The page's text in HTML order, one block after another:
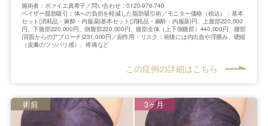
施術者：ボァイエ真希子／問い合わせ：0120-976-740
ベイザー脂肪吸引：体への負担を軽減した脂肪吸引術／モニター価格（税込）：基本
セット(消耗品・麻酔・内服薬)基本セット(消耗品・麻酔・内服薬)円、上腹部220,000
円、下腹部220,000円、側腹部220,000円、腹部全体（上下側腹部）440,000円、腰部
(背面からのアプローチ)231,000円／副作用・リスク：術後には内出血や浮腫み、硬縮
（皮膚のツッパリ感）、疼痛など
この症例の詳細はこちら
術前 3ヶ月